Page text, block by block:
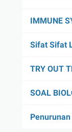
IMMUNE
Sifat Sifat
TRY OUT
SOAL